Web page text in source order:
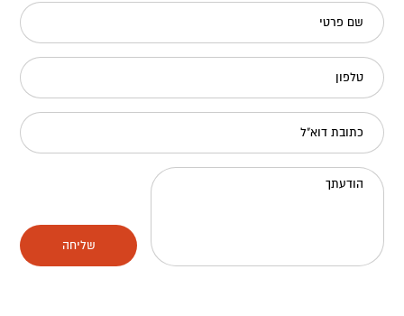
שם פרטי
טלפון
כתובת דוא"ל
הודעתך
שליחה